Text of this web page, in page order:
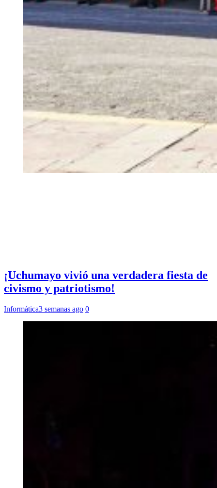
¡Uchumayo vivió una verdadera fiesta de
civismo y patriotismo!
Informática3 semanas ago 0